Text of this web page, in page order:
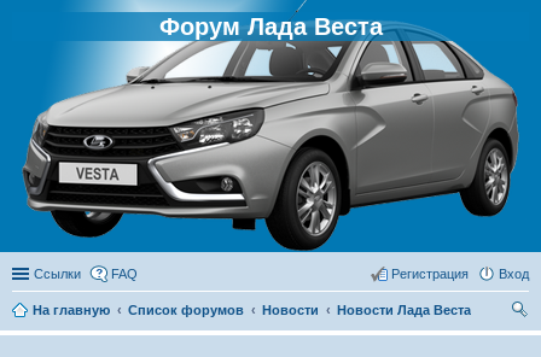
Форум Лада Веста
Ссылки FAQ Вход
Регистрация
На главную Список форумов Новости
Новости Лада Веста
ои